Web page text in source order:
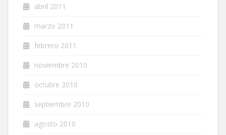
abril 2011
marzo 2011
febrero 2011
noviembre 2010
octubre 2010
septiembre 2010
agosto 2010